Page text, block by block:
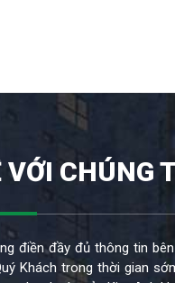
VỚI CHÚNG
điền đầy đủ thông tin
Khách trong thời gian